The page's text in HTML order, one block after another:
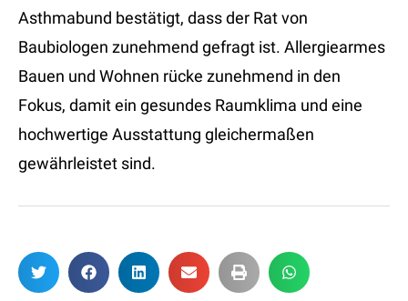
Asthmabund bestätigt, dass der Rat von
Baubiologen zunehmend gefragt ist. Allergiearmes
Bauen und Wohnen rücke zunehmend in den
Fokus, damit ein gesundes Raumklima und eine
hochwertige Ausstattung gleichermaßen
gewährleistet sind.